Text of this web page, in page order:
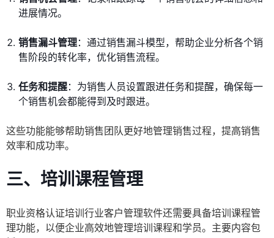
进展情况。
销售漏斗管理：通过销售漏斗模型，帮助企业分析各个销
售阶段的转化率，优化销售流程。
任务和提醒：为销售人员设置跟进任务和提醒，确保每一
个销售机会都能得到及时跟进。
这些功能能够帮助销售团队更好地管理销售过程，提高销售
效率和成功率。
三、培训课程管理
职业资格认证培训行业客户管理软件还需要具备培训课程管
理功能，以便企业高效地管理培训课程和学员。主要内容包